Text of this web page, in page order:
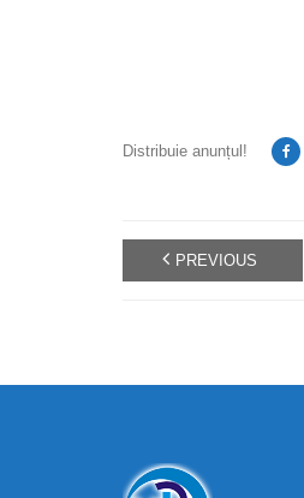
Distribuie anunțul!
PREVIOUS